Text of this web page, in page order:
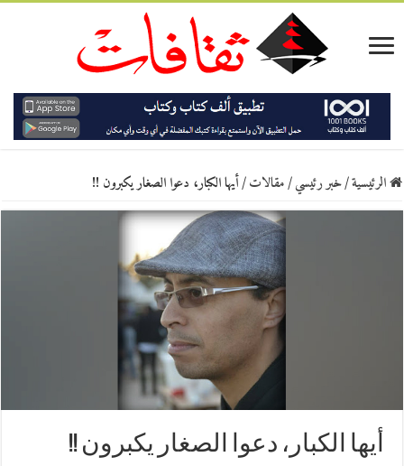
الرئيسية/خبر رئيسي/مقالات/أيها الكبار، دعوا الصغار يكبرون !!
أيها الكبار، دعوا الصغار يكبرون !!